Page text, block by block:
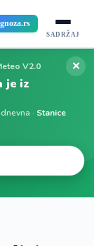
SADRŽAJ
V2.0
je iz
· Stanice
✕